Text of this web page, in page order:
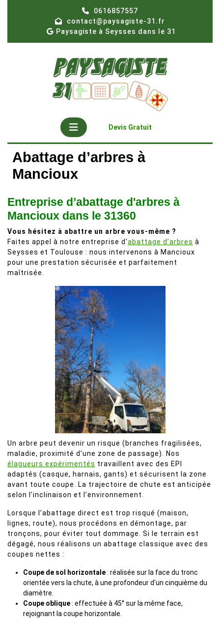
0616857557
contact@paysagiste-31.fr
Paysagiste à Seysses dans le 31
Open
Button
Devis Gratuit
Abattage d’arbres à
Mancioux
Entreprise d’abattage d'arbres à
Mancioux dans le 31360
Vous hésitez à abattre un arbre vous-même ?
Faites appel à notre entreprise d'abattage d’arbres à
Seysses et Toulouse : nous intervenons à Mancioux
pour une prestation sécurisée et parfaitement
maîtrisée.
Un arbre peut devenir un risque (branches fragilisées,
maladie, proximité d’une zone de passage). Nos
élagueurs expérimentés travaillent avec des EPI
adaptés (casque, harnais, gants) et sécurisent la zone
avant toute coupe. La trajectoire de chute est anticipée
selon l’inclinaison et l’environnement.
Lorsque l’abattage direct est trop risqué (maison,
lignes, route), nous procédons en démontage, par
tronçons, pour éviter tout dommage. Si le terrain est
dégagé, nous réalisons un abattage classique avec des
coupes nettes :
Coupe de sol horizontale: réalisée sur la face du tronc
orientée vers la chute, à une profondeur d'un cinquième du
diamètre.
Coupe oblique: effectuée à 45° sur la même face,
rejoignant la coupe horizontale.